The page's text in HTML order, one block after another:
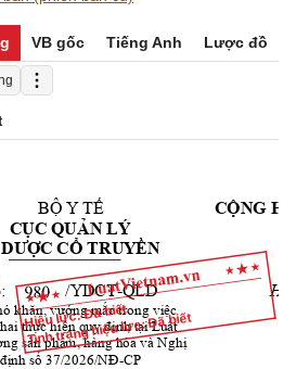
VB gốc Tiếng Anh Lược đồ
Hiệu lực: Đã biết
Tình trạng hiệu lực: Đã biết
BỘ Y TẾ
CỤC QUẢN LÝ
ỢC CỔ TRUYỀN
CỘNG
:
    /YDCT-QLD
khăn, vướng mắc trong việc
hai thực hiện quy định tại Luật
sản phẩm, hàng hóa và Nghị
định số 37/2026/NĐ-CP